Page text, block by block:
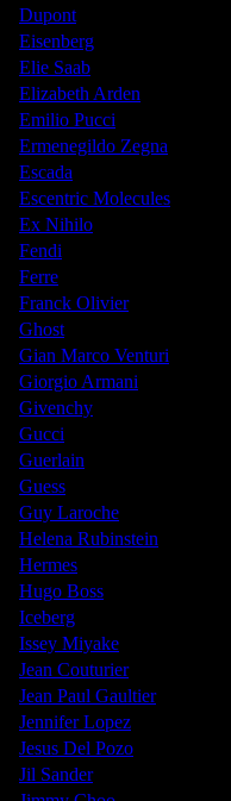
Dupont
Eisenberg
Elie Saab
Elizabeth Arden
Emilio Pucci
Ermenegildo Zegna
Escada
Escentric Molecules
Ex Nihilo
Fendi
Ferre
Franck Olivier
Ghost
Gian Marco Venturi
Giorgio Armani
Givenchy
Gucci
Guerlain
Guess
Guy Laroche
Helena Rubinstein
Hermes
Hugo Boss
Iceberg
Issey Miyake
Jean Couturier
Jean Paul Gaultier
Jennifer Lopez
Jesus Del Pozo
Jil Sander